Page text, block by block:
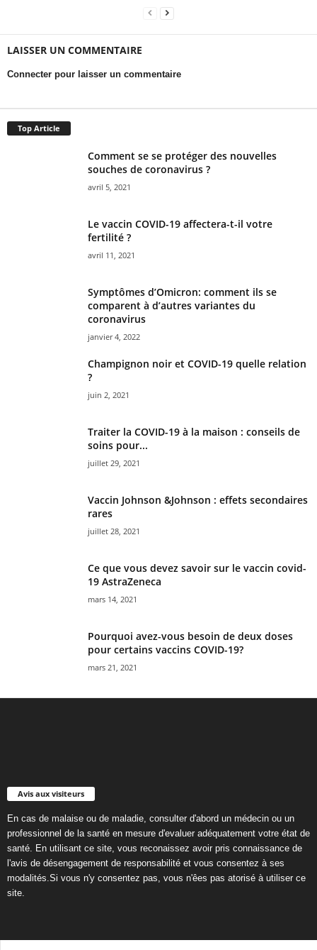
LAISSER UN COMMENTAIRE
Connecter pour laisser un commentaire
Top Article
Comment se se protéger des nouvelles
souches de coronavirus ?
avril 5, 2021
Le vaccin COVID-19 affectera-t-il votre
fertilité ?
avril 11, 2021
Symptômes d’Omicron: comment ils se
comparent à d’autres variantes du
coronavirus
janvier 4, 2022
Champignon noir et COVID-19 quelle relation
?
juin 2, 2021
Traiter la COVID-19 à la maison : conseils de
soins pour...
juillet 29, 2021
Vaccin Johnson &Johnson : effets secondaires
rares
juillet 28, 2021
Ce que vous devez savoir sur le vaccin covid-
19 AstraZeneca
mars 14, 2021
Pourquoi avez-vous besoin de deux doses
pour certains vaccins COVID-19?
mars 21, 2021
Avis aux visiteurs
En cas de malaise ou de maladie, consulter d'abord un médecin ou un
professionnel de la santé en mesure d'evaluer adéquatement votre état de
santé. En utilisant ce site, vous reconaissez avoir pris connaissance de
l'avis de désengagement de responsabilité et vous consentez à ses
modalités.Si vous n'y consentez pas, vous n'êes pas atorisé à utiliser ce
site.